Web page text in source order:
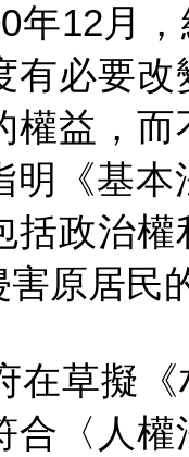
年12月
有必要
權益，
明《基
括政治權
原居民
在草擬
合〈人